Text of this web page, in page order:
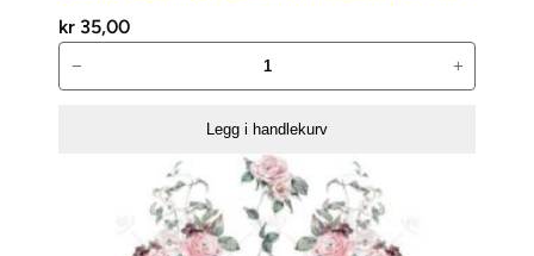
kr 35,00
Glam
− +
Legg i handlekurv